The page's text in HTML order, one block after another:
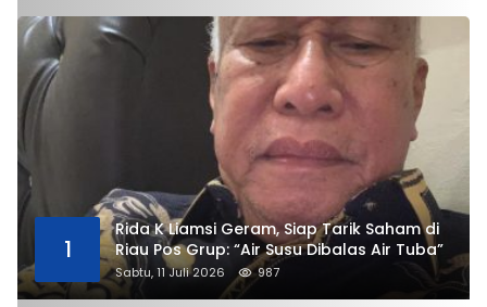
1
Rida K Liamsi Geram, Siap Tarik Saham di
Riau Pos Grup: “Air Susu Dibalas Air Tuba”
Sabtu, 11 Juli 2026 987